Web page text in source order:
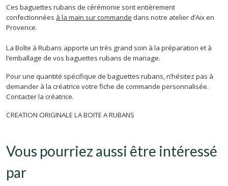
Ces baguettes rubans de cérémonie sont entièrement
confectionnées à la main sur commande dans notre atelier d’Aix en
Provence.
La Boîte à Rubans apporte un très grand soin à la préparation et à
l’emballage de vos baguettes rubans de mariage.
Pour une quantité spécifique de baguettes rubans, n’hésitez pas à
demander à la créatrice votre fiche de commande personnalisée.
Contacter la créatrice.
CREATION ORIGINALE LA BOITE A RUBANS
Vous pourriez aussi être intéressé
par